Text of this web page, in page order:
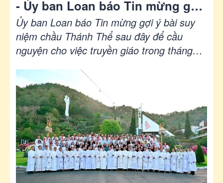
- Ủy ban Loan báo Tin mừng gợi
ý suy niệm chầu Thánh Thể
tháng 7/2026
Ủy ban Loan báo Tin mừng gợi ý bài suy
niệm chầu Thánh Thể sau đây để cầu
nguyện cho việc truyền giáo trong tháng